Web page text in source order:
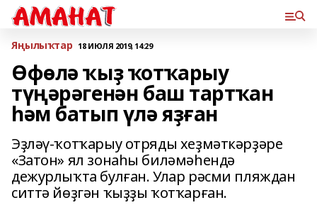
Яңылыҡтар 18 ИЮЛЯ 2019, 14:29
Өфөлә ҡыҙ ҡотҡарыу
түңәрәгенән баш тартҡан
һәм батып үлә яҙған
Эҙләү-ҡотҡарыу отряды хеҙмәткәрҙәре
«Затон» ял зонаһы биләмәһендә
дежурлыҡта булған. Улар рәсми пляждан
ситтә йөҙгән ҡыҙҙы ҡотҡарған.